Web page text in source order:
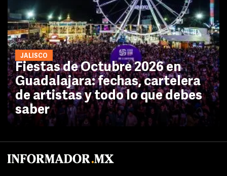
JALISCO
Fiestas de Octubre 2026 en
Guadalajara: fechas, cartelera
de artistas y todo lo que debes
saber